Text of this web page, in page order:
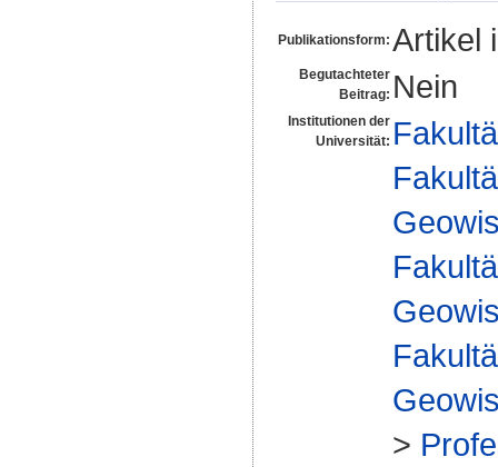
Publikationsform: Artikel
Begutachteter
Beitrag: Nein
Institutionen der
Universität:
>